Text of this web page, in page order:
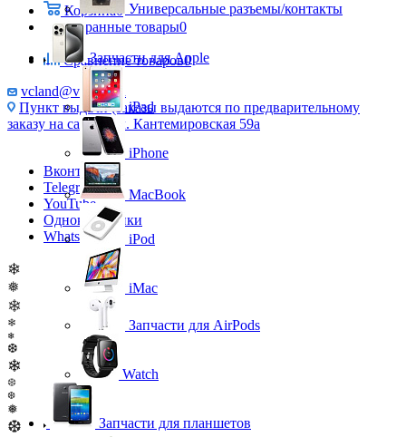
Корзина0
Избранные товары0
Сравнение товаров0
vcland@vcland.ru
Пункт выдачи (заказы выдаются по предварительному
заказу на сайте), ул. Кантемировская 59а
Вконтакте
Telegram
YouTube
Одноклассники
WhatsApp
❄
❅
❄
❄
❄
❆
❄
❆
❆
❅
❆
Универсальные разъемы/контакты
Запчасти для Apple
iPad
iPhone
MacBook
iPod
iMac
Запчасти для AirPods
Watch
Запчасти для планшетов